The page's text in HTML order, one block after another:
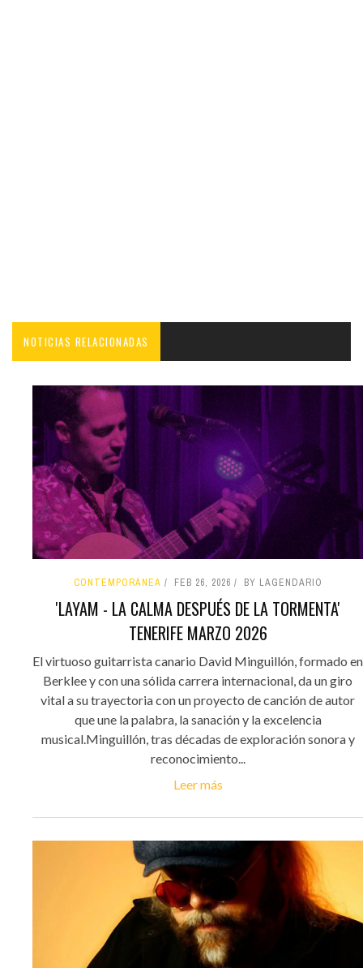
NOTICIAS RELACIONADAS
CONTEMPORÁNEA FEB 26, 2026 BY LAGENDARIO
'LAYAM - LA CALMA DESPUÉS DE LA TORMENTA'
TENERIFE MARZO 2026
El virtuoso guitarrista canario David Minguillón, formado en
Berklee y con una sólida carrera internacional, da un giro
vital a su trayectoria con un proyecto de canción de autor
que une la palabra, la sanación y la excelencia
musical.Minguillón, tras décadas de exploración sonora y
reconocimiento...
Leer más